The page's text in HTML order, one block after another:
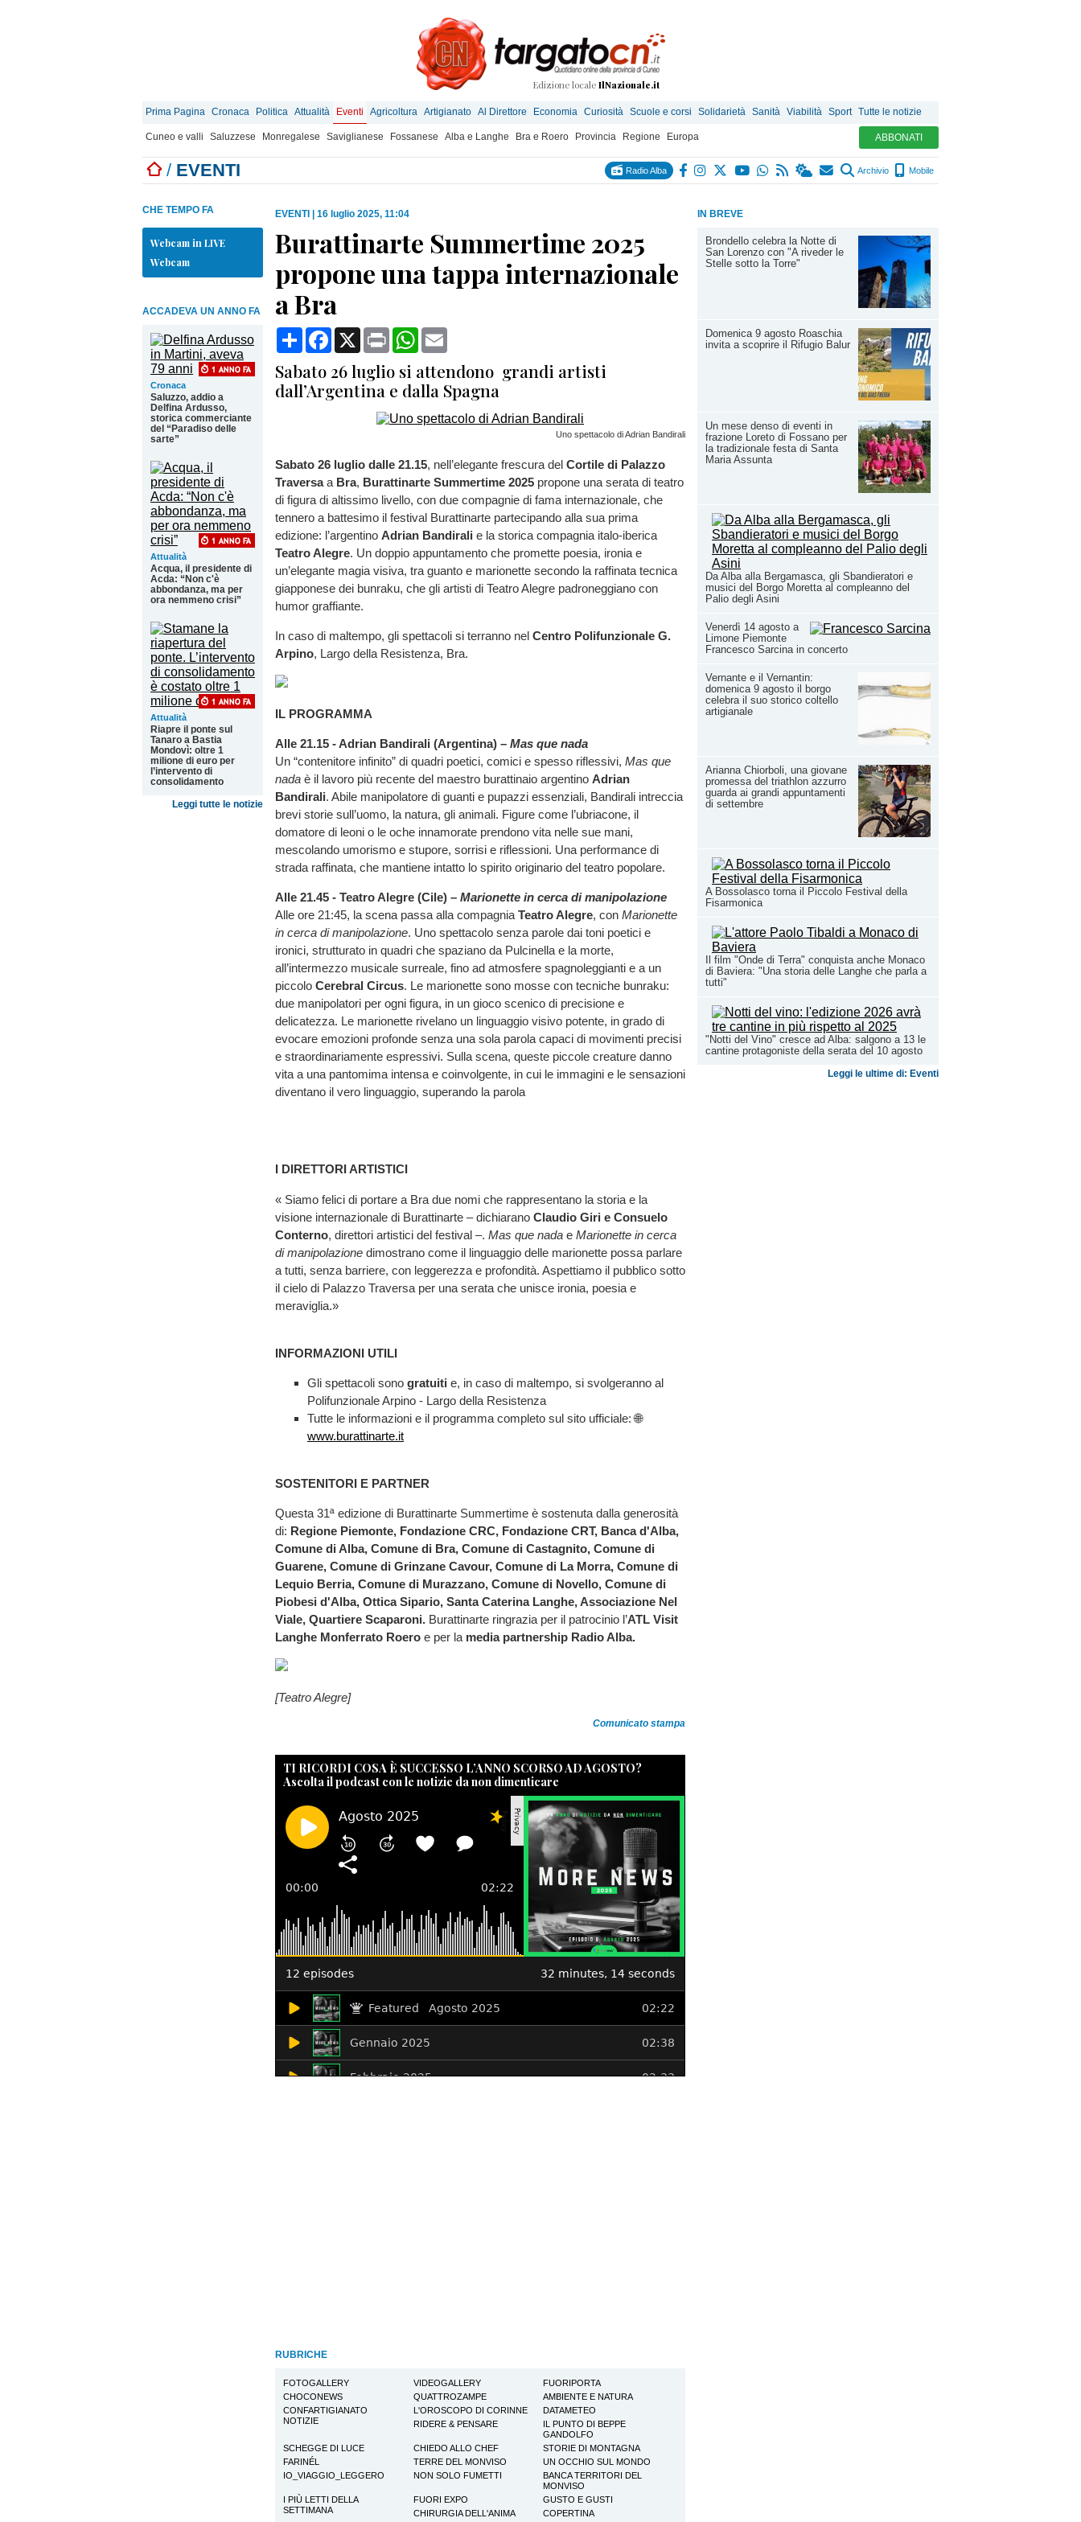
Edizione locale IlNazionale.it
Prima Pagina Cronaca Politica Attualità Eventi Agricoltura Artigianato Al Direttore Economia Curiosità Scuole e corsi Solidarietà Sanità Viabilità Sport Tutte le notizie
Cuneo e valli Saluzzese Monregalese Saviglianese Fossanese Alba e Langhe Bra e Roero Provincia Regione Europa ABBONATI
/ EVENTI Radio Alba Archivio Mobile
IN BREVE
Brondello celebra la Notte di
San Lorenzo con "A riveder le
Stelle sotto la Torre"
Domenica 9 agosto Roaschia
invita a scoprire il Rifugio Balur
Un mese denso di eventi in
frazione Loreto di Fossano per
la tradizionale festa di Santa
Maria Assunta
Da Alba alla Bergamasca, gli Sbandieratori e
musici del Borgo Moretta al compleanno del
Palio degli Asini
Venerdì 14 agosto a
Limone Piemonte
Francesco Sarcina in concerto
Vernante e il Vernantin:
domenica 9 agosto il borgo
celebra il suo storico coltello
artigianale
Arianna Chiorboli, una giovane
promessa del triathlon azzurro
guarda ai grandi appuntamenti
di settembre
A Bossolasco torna il Piccolo Festival della
Fisarmonica
Il film "Onde di Terra" conquista anche Monaco
di Baviera: "Una storia delle Langhe che parla a
tutti"
"Notti del Vino" cresce ad Alba: salgono a 13 le
cantine protagoniste della serata del 10 agosto
Leggi le ultime di: Eventi
CHE TEMPO FA
Webcam in LIVE
Webcam
ACCADEVA UN ANNO FA
Cronaca
Saluzzo, addio a
Delfina Ardusso,
storica commerciante
del “Paradiso delle
sarte”
Attualità
Acqua, il presidente di
Acda: “Non c'è
abbondanza, ma per
ora nemmeno crisi”
Attualità
Riapre il ponte sul
Tanaro a Bastia
Mondovì: oltre 1
milione di euro per
l’intervento di
consolidamento
Leggi tutte le notizie
EVENTI 16 luglio 2025, 11:04
Burattinarte Summertime 2025
propone una tappa internazionale
a Bra
CondividiFacebook
X Print WhatsApp
Sabato 26 luglio si attendono grandi artisti
dall’Argentina e dalla Spagna
Uno spettacolo di Adrian Bandirali
Sabato 26 luglio dalle 21.15, nell’elegante frescura del Cortile di Palazzo
Traversaa Bra, Burattinarte Summertime 2025 propone una serata di teatro
di figura di altissimo livello, con due compagnie di fama internazionale, che
tennero a battesimo il festival Burattinarte partecipando alla sua prima
edizione: l’argentino Adrian Bandirali e la storica compagnia italo-iberica
Teatro Alegre. Un doppio appuntamento che promette poesia, ironia e
un’elegante magia visiva, tra guanto e marionette secondo la raffinata tecnica
giapponese dei bunraku, che gli artisti di Teatro Alegre padroneggiano con
humor graffiante.
In caso di maltempo, gli spettacoli si terranno nel Centro Polifunzionale G.
Arpino, Largo della Resistenza, Bra.
IL PROGRAMMA
Alle 21.15 - Adrian Bandirali (Argentina) – Mas que nada
Un “contenitore infinito” di quadri poetici, comici e spesso riflessivi, Mas que
nada è il lavoro più recente del maestro burattinaio argentino Adrian
Bandirali. Abile manipolatore di guanti e pupazzi essenziali, Bandirali intreccia
brevi storie sull’uomo, la natura, gli animali. Figure come l’ubriacone, il
domatore di leoni o le oche innamorate prendono vita nelle sue mani,
mescolando umorismo e stupore, sorrisi e riflessioni. Una performance di
strada raffinata, che mantiene intatto lo spirito originario del teatro popolare.
Alle 21.45 - Teatro Alegre (Cile) – Marionette in cerca di manipolazione
Alle ore 21:45, la scena passa alla compagnia Teatro Alegre, con Marionette
in cerca di manipolazione. Uno spettacolo senza parole dai toni poetici e
ironici, strutturato in quadri che spaziano da Pulcinella e la morte,
all’intermezzo musicale surreale, fino ad atmosfere spagnoleggianti e a un
piccolo Cerebral Circus. Le marionette sono mosse con tecniche bunraku:
due manipolatori per ogni figura, in un gioco scenico di precisione e
delicatezza. Le marionette rivelano un linguaggio visivo potente, in grado di
evocare emozioni profonde senza una sola parola capaci di movimenti precisi
e straordinariamente espressivi. Sulla scena, queste piccole creature danno
vita a una pantomima intensa e coinvolgente, in cui le immagini e le sensazioni
diventano il vero linguaggio, superando la parola
I DIRETTORI ARTISTICI
« Siamo felici di portare a Bra due nomi che rappresentano la storia e la
visione internazionale di Burattinarte – dichiarano Claudio Giri e Consuelo
Conterno, direttori artistici del festival –. Mas que nada e Marionette in cerca
di manipolazione dimostrano come il linguaggio delle marionette possa parlare
a tutti, senza barriere, con leggerezza e profondità. Aspettiamo il pubblico sotto
il cielo di Palazzo Traversa per una serata che unisce ironia, poesia e
meraviglia.»
INFORMAZIONI UTILI
Gli spettacoli sono gratuiti e, in caso di maltempo, si svolgeranno al
Polifunzionale Arpino - Largo della Resistenza
Tutte le informazioni e il programma completo sul sito ufficiale: 🌐
www.burattinarte.it
SOSTENITORI E PARTNER
Questa 31ª edizione di Burattinarte Summertime è sostenuta dalla generosità
di: Regione Piemonte, Fondazione CRC, Fondazione CRT, Banca d'Alba,
Comune di Alba, Comune di Bra, Comune di Castagnito, Comune di
Guarene, Comune di Grinzane Cavour, Comune di La Morra, Comune di
Lequio Berria, Comune di Murazzano, Comune di Novello, Comune di
Piobesi d'Alba, Ottica Sipario, Santa Caterina Langhe, Associazione Nel
Viale, Quartiere Scaparoni. Burattinarte ringrazia per il patrocinio l’ATL Visit
Langhe Monferrato Roero e per la media partnership Radio Alba.
[Teatro Alegre]
Comunicato stampa
TI RICORDI COSA È SUCCESSO L’ANNO SCORSO AD AGOSTO?
Ascolta il podcast con le notizie da non dimenticare
RUBRICHE
FOTOGALLERY VIDEOGALLERY
FUORIPORTA
CHOCONEWS
QUATTROZAMPE
AMBIENTE E NATURA
CONFARTIGIANATO
NOTIZIE
L'OROSCOPO DI CORINNE
DATAMETEO
RIDERE & PENSARE
IL PUNTO DI BEPPE
GANDOLFO
SCHEGGE DI LUCE
CHIEDO ALLO CHEF
STORIE DI MONTAGNA
FARINÉL
TERRE DEL MONVISO
UN OCCHIO SUL MONDO
IO_VIAGGIO_LEGGERO
NON SOLO FUMETTI
BANCA TERRITORI DEL
MONVISO
I PIÙ LETTI DELLA
SETTIMANA
FUORI EXPO
GUSTO E GUSTI
CHIRURGIA DELL'ANIMA
COPERTINA